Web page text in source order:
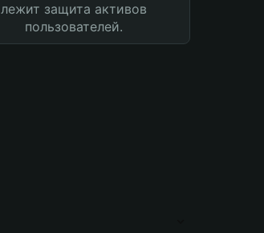
лежит защита активов
пользователей.